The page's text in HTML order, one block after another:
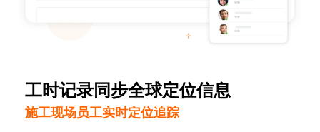
工时记录同步全球定位信息
施工现场员工实时定位追踪